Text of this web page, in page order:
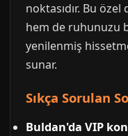
noktasıdır. Bu
hem de ruhunuzu
yenilenmiş
sunar.
Sıkça Sorulan
Buldan'da VIP